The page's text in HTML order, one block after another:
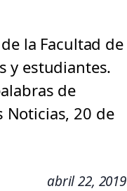
la Facultad de
y estudiantes.
de
Noticias, 20 de
abril 22, 2019